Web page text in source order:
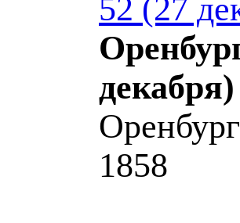
52 (27
1858